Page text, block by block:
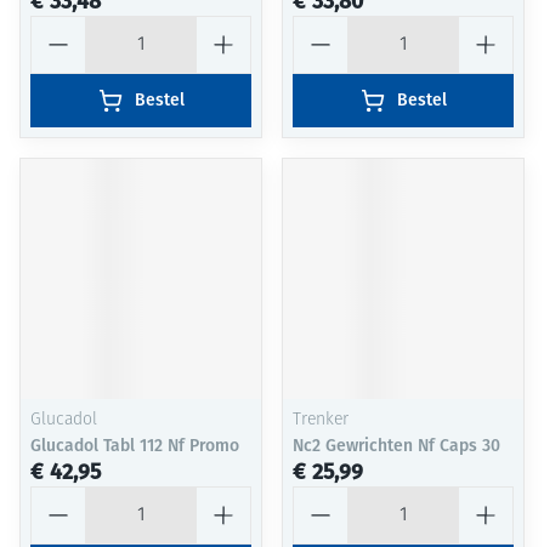
Bestel Bestel
Glucadol
Glucadol Tabl 112 Nf Promo
€ 42,95
Trenker
Nc2 Gewrichten Nf Caps 30
€ 25,99